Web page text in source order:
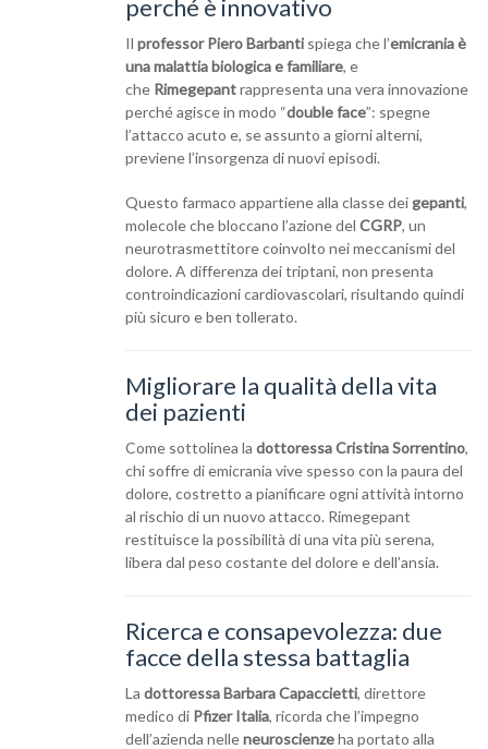
perché è innovativo
Il professor Piero Barbantispiega che l’emicrania è
una malattia biologica e familiare, e
che Rimegepantrappresenta una vera innovazione
perché agisce in modo “double face”: spegne
l’attacco acuto e, se assunto a giorni alterni,
previene l’insorgenza di nuovi episodi.
Questo farmaco appartiene alla classe deigepanti,
molecole che bloccano l’azione del CGRP, un
neurotrasmettitore coinvolto nei meccanismi del
dolore. A differenza dei triptani, non presenta
controindicazioni cardiovascolari, risultando quindi
più sicuro e ben tollerato.
Migliorare la qualità della vita
dei pazienti
Come sottolinea la dottoressa Cristina Sorrentino,
chi soffre di emicrania vive spesso con la paura del
dolore, costretto a pianificare ogni attività intorno
al rischio di un nuovo attacco. Rimegepant
restituisce la possibilità di una vita più serena,
libera dal peso costante del dolore e dell’ansia.
Ricerca e consapevolezza: due
facce della stessa battaglia
La dottoressa Barbara Capaccietti, direttore
medico di Pfizer Italia, ricorda che l’impegno
dell’azienda nelleneuroscienzeha portato alla